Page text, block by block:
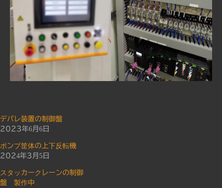
制
御
設
計
ロ
ボ
御
盤
計
の
他
デパレ装置の制御盤
2023年6月6日
ポンプ筐体の上下反転機
2024年3月5日
スタッカークレーンの制御
盤 製作中